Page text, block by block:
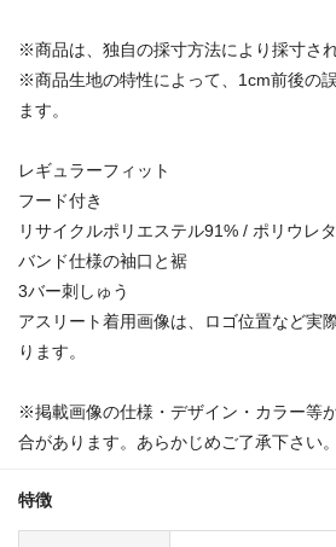
※商品は、独自の採寸方法により採寸され
※商品生地の特性によって、1cm前後の
ます。
レギュラーフィット
フード付き
リサイクルポリエステル91% / ポリウレ
バンド仕様の袖口と裾
3バー刺しゅう
アスリート着用画像は、ロゴ位置など実
ります。
※掲載画像の仕様・デザイン・カラー等
合があります。あらかじめご了承下さい。
特徴